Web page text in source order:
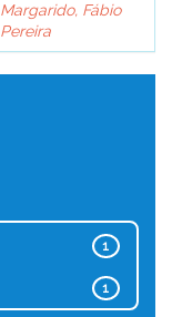
Margarido, Fábio
Pereira
1
1